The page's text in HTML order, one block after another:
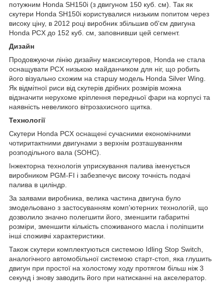
потужним Honda SH150i (з двигуном 150 куб. см). Так як
скутери Honda SH150i користувалися низьким попитом через
високу ціну, в 2012 році виробник збільшив об'єм двигуна
Honda PCX до 152 куб. см, заповнивши цей сегмент.
Дизайн
Продовжуючи лінію дизайну максискутеров, Honda не стала
оснащувати PCX низькою майданчиком для ніг, що робить
його візуально схожим на старшу модель Honda Silver Wing.
Як відмітної риси від скутерів дрібних розмірів можна
відзначити нерухоме кріплення передньої фари на корпусі та
наявність невеликого вітрозахисного щитка.
Технології
Скутери Honda PCX оснащені сучасними економічними
чотиритактними двигунами з верхнім розташуванням
розподільного вала (SOHC).
Інжекторна технологія уприскування палива іменується
виробником PGM-FI і забезпечує високу точність подачі
палива в циліндр.
За заявами виробника, велика частина двигуна було
змодельовано з застосуванням комп'ютерних технологій, що
дозволило значно полегшити його, зменшити габаритні
розміри, зменшити кількість споживаного масла і поліпшити
інші споживчі характеристики.
Також скутери комплектуються системою Idling Stop Switch,
аналогічного автомобільної системою старт-стоп, яка глушить
двигун при простої на холостому ходу протягом більш ніж 3
секунд і знову заводить його при натисканні на акселератор.